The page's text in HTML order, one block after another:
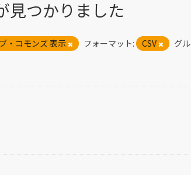
見つかりました
・コモンズ 表示 フォーマット: CSV
グル